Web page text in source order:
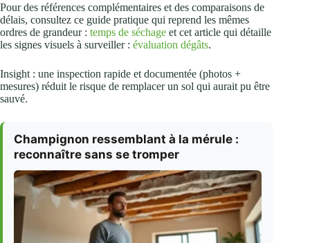
Pour des références complémentaires et des comparaisons de
délais, consultez ce guide pratique qui reprend les mêmes
ordres de grandeur : temps de séchage et cet article qui détaille
les signes visuels à surveiller : évaluation dégâts.
Insight : une inspection rapide et documentée (photos +
mesures) réduit le risque de remplacer un sol qui aurait pu être
sauvé.
Champignon ressemblant à la mérule :
reconnaître sans se tromper